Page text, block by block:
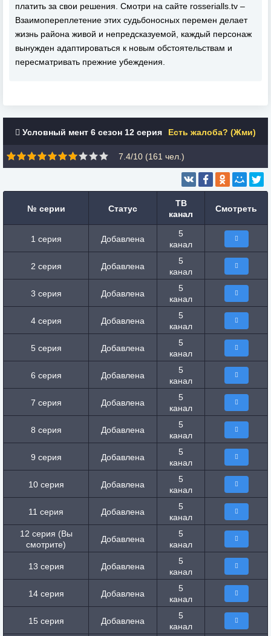
платить за свои решения. Смотри на сайте rosserialls.tv –
Взаимопереплетение этих судьбоносных перемен делает
жизнь района живой и непредсказуемой, каждый персонаж
вынужден адаптироваться к новым обстоятельствам и
пересматривать прежние убеждения.
Условный мент 6 сезон 12 серия Есть жалоба? (Жми)
7.4/10 (161 чел.)
№ серии Статус
ТВ
канал
Смотреть
1 серия Добавлена
5
канал
2 серия Добавлена
5
канал
3 серия Добавлена
5
канал
4 серия Добавлена
5
канал
5 серия Добавлена
5
канал
6 серия Добавлена
5
канал
7 серия Добавлена
5
канал
8 серия Добавлена
5
канал
9 серия Добавлена
5
канал
10 серия Добавлена
5
канал
11 серия Добавлена
5
канал
12 серия (Вы
смотрите)
Добавлена
5
канал
13 серия Добавлена
5
канал
14 серия Добавлена
5
канал
15 серия Добавлена
5
канал